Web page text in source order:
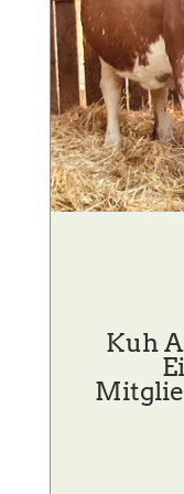
Kuh